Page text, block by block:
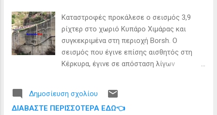
πλαίσια τόνωσης και αναγέννησης των
νησιών αυτών. Μετά τους ακριτικούς
Αρκιούς στα Δωδεκάνησα, όπου το
σχολείο λειτουργεί με έναν μαθητή, πλέον
το Δημοτικό Σχολείο της Ερείκουσας
τρεις μαθητές. Από την επόμενη σχολική
χρονιά, σύμφωνα με τα δεδομένα θα
Καταστροφές προκάλεσε ο σεισμός 3,9
ρίχτερ στο χωριό Κυπάρο Χιμάρας και
συγκεκριμένα στη περιοχή Borsh. Ο
σεισμός που έγινε επίσης αισθητός στη
Κέρκυρα, έγινε σε απόσταση λίγων
δρόμους του χωριού αυτού. Επίσης ένα
σπίτι κινδυνεύει να καταρεύσει λόγο
Δημοσίευση σχολίου
ΔΙΑΒΆΣΤΕ ΠΕΡΙΣΣΌΤΕΡΑ ΕΔΏ👈